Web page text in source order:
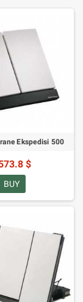
Ekspedisi 500
$
BUY